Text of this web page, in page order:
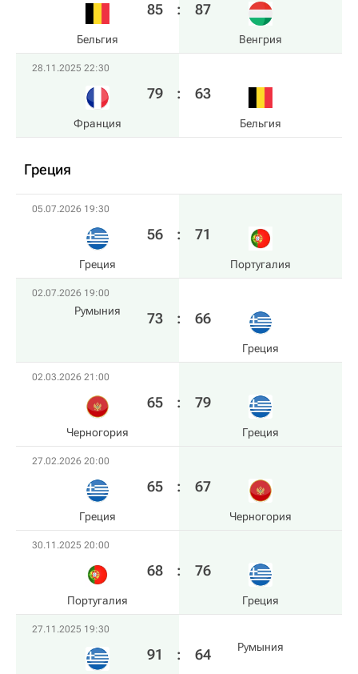
Бельгия
85 : 87
Венгрия
28.11.2025 22:30
Франция
79 : 63
Бельгия
Греция
05.07.2026 19:30
Греция
56 : 71
Португалия
02.07.2026 19:00
Румыния 73 : 66
Греция
02.03.2026 21:00
Черногория
65 : 79
Греция
27.02.2026 20:00
Греция
65 : 67
Черногория
30.11.2025 20:00
Португалия
68 : 76
Греция
27.11.2025 19:30
91 : 64 Румыния